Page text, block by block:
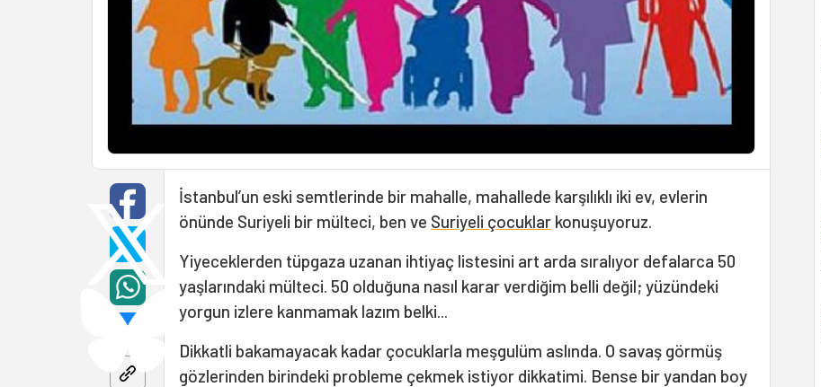
İstanbul’un eski semtlerinde bir mahalle, mahallede karşılıklı iki ev, evlerin
önünde Suriyeli bir mülteci, ben ve Suriyeli çocuklar konuşuyoruz.
Yiyeceklerden tüpgaza uzanan ihtiyaç listesini art arda sıralıyor defalarca 50
yaşlarındaki mülteci. 50 olduğuna nasıl karar verdiğim belli değil; yüzündeki
yorgun izlere kanmamak lazım belki...
Dikkatli bakamayacak kadar çocuklarla meşgulüm aslında. O savaş görmüş
gözlerinden birindeki probleme çekmek istiyor dikkatimi. Bense bir yandan boy